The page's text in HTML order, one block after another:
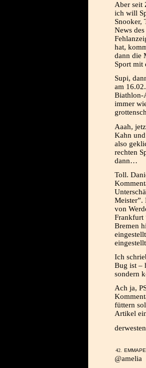
Aber seit
ich will
Snooker,
News
hat,
dann die
Sport mit
Supi,
am
Biathlon-
immer
Aaah,
Kahn
also
rechten
dann…
Toll.
Meister”.
von
Frankfurt
Bremen
Ich
Bug ist –
sondern
Ach ja,
füttern
Artikel
@amelia